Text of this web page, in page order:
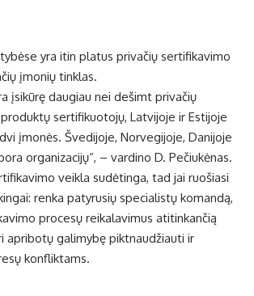
yra itin platus privačių sertifikavimo
įmonių tinklas.
įsikūrę daugiau nei dešimt privačių
sertifikuotojų, Latvijoje ir Estijoje
įmonės. Švedijoje, Norvegijoje, Danijoje
organizacijų“, – vardino D. Pečiukėnas.
veikla sudėtinga, tad jai ruošiasi
renka patyrusių specialistų komandą,
procesų reikalavimus atitinkančią
apribotų galimybę piktnaudžiauti ir
konfliktams.